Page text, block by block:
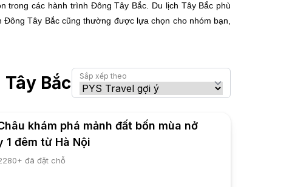
trong các hành trình Đông Tây Bắc. Du lịch Tây Bắc phù
Tây Bắc cũng thường được lựa chọn cho nhóm bạn,
Bắc Sắp xếp theo
khám phá mảnh đất bốn mùa nở
1 đêm từ Hà Nội
+ đã đặt chỗ